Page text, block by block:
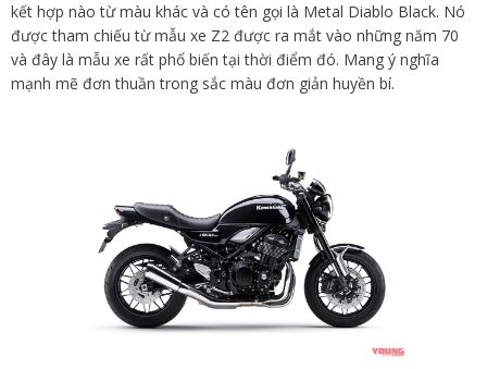
kết hợp nào từ màu khác và có tên gọi là Metal Diablo Black. Nó
được tham chiếu từ mẫu xe Z2 được ra mắt vào những năm 70
và đây là mẫu xe rất phổ biến tại thời điểm đó. Mang ý nghĩa
mạnh mẽ đơn thuần trong sắc màu đơn giản huyền bí.